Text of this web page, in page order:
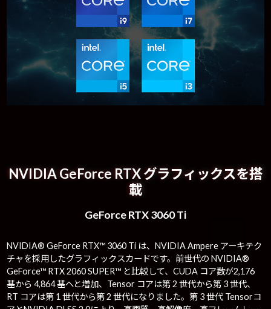
NVIDIA GeForce RTX グラフィックスを搭
載
GeForce RTX 3060 Ti
NVIDIA® GeForce RTX™ 3060 Ti は、NVIDIA Ampere アーキテク
チャを採用したグラフィックスカードです。前世代の NVIDIA®
GeForce™ RTX 2060 SUPER™ と比較して、CUDA コア数が2,176
基から 4,864 基へと増加、Tensor コアは第 2 世代から第 3 世代、
RT コアは第 1 世代から第 2 世代になりました。第 3 世代 Tensorコ